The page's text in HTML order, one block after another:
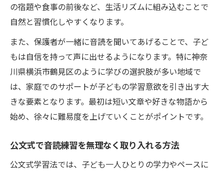
の宿題や食事の前後など、生活リズムに組み込むことで
自然と習慣化しやすくなります。
また、保護者が一緒に音読を聞いてあげることで、子ど
もは自信を持って声に出せるようになります。特に神奈
川県横浜市鶴見区のように学びの選択肢が多い地域で
は、家庭でのサポートが子どもの学習意欲を引き出す大
きな要素となります。最初は短い文章や好きな物語から
始め、徐々に難易度を上げていくことがポイントです。
公文式で音読練習を無理なく取り入れる方法
公文式学習法では、子ども一人ひとりの学力やペースに